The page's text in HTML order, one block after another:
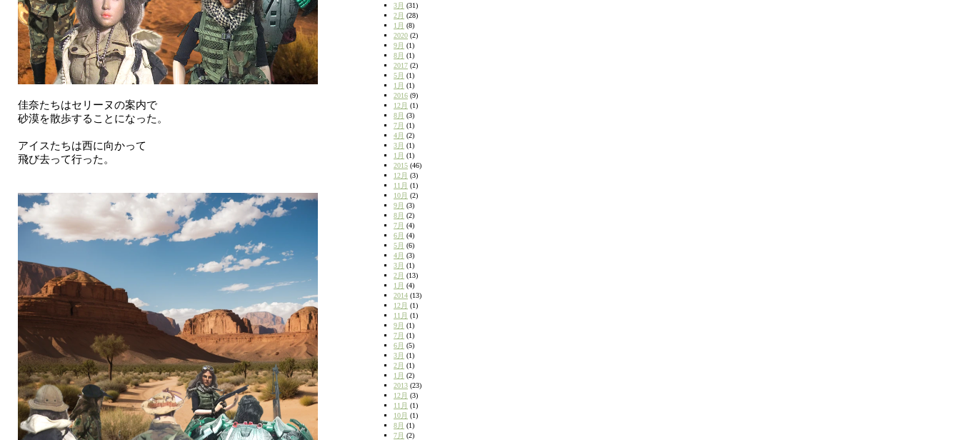
佳奈たちはセリーヌの案内で
砂漠を散歩することになった。
アイスたちは西に向かって
飛び去って行った。
3月 (31)
2月 (28)
1月 (8)
2020 (2)
9月 (1)
8月 (1)
2017 (2)
5月 (1)
1月 (1)
2016 (9)
12月 (1)
8月 (3)
7月 (1)
4月 (2)
3月 (1)
1月 (1)
2015 (46)
12月 (3)
11月 (1)
10月 (2)
9月 (3)
8月 (2)
7月 (4)
6月 (4)
5月 (6)
4月 (3)
3月 (1)
2月 (13)
1月 (4)
2014 (13)
12月 (1)
11月 (1)
9月 (1)
7月 (1)
6月 (5)
3月 (1)
2月 (1)
1月 (2)
2013 (23)
12月 (3)
11月 (1)
10月 (1)
8月 (1)
7月 (2)